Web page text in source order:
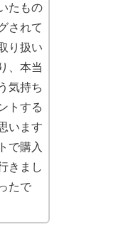
たもの
されて
り扱い
、本当
気持ち
トする
います
で購入
きまし
たで